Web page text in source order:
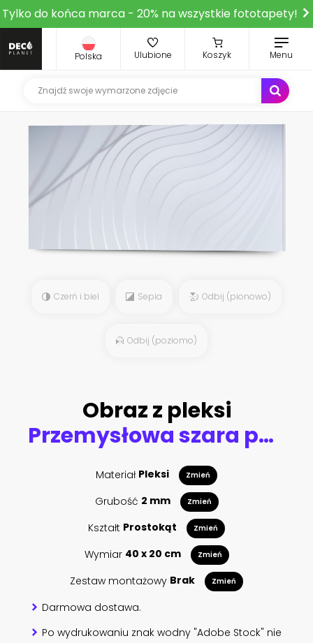
Tylko do końca marca - 20% na wszystkie fototapety!
Polska Ulubione Koszyk Menu
Czerń i biel Sepia Odbij (pionowo)
Odbij (poziomo)
Obraz z pleksi
Przemysłowa szara posadzka w zbliżeniu.
Materiał Pleksi Zmień
Grubość 2 mm Zmień
Kształt Prostokąt Zmień
Wymiar 40 x 20 cm Zmień
Zestaw montażowy Brak Zmień
Darmowa dostawa.
Po wydrukowaniu znak wodny "Adobe Stock" nie